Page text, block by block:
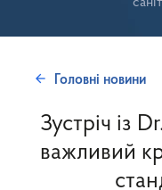
Головні новини
Зустріч із
важливий